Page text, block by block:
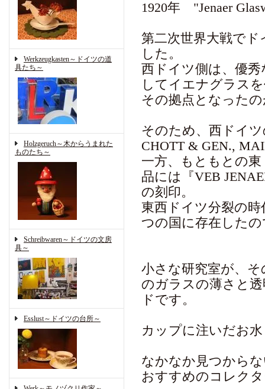
Werkzeugkasten～ドイツの道
具たち～
Holzgeruch～木からうまれた
ものたち～
Schreibwaren～ドイツの文房
具～
Esslust～ドイツの台所～
1920年 "Jenaer
第二次世界大戦で
した。
西ドイツ側は、優
してイエナグラス
その拠点となった
そのため、西ドイ
CHOTT & GEN.,
一方、もともとの
品には『VEB
の刻印。
東西ドイツ分裂の
つの国に存在した
小さな研究室が、
のガラスの薄さと
ドです。
カップに注いだお
なかなか見つから
おすすめのコレク